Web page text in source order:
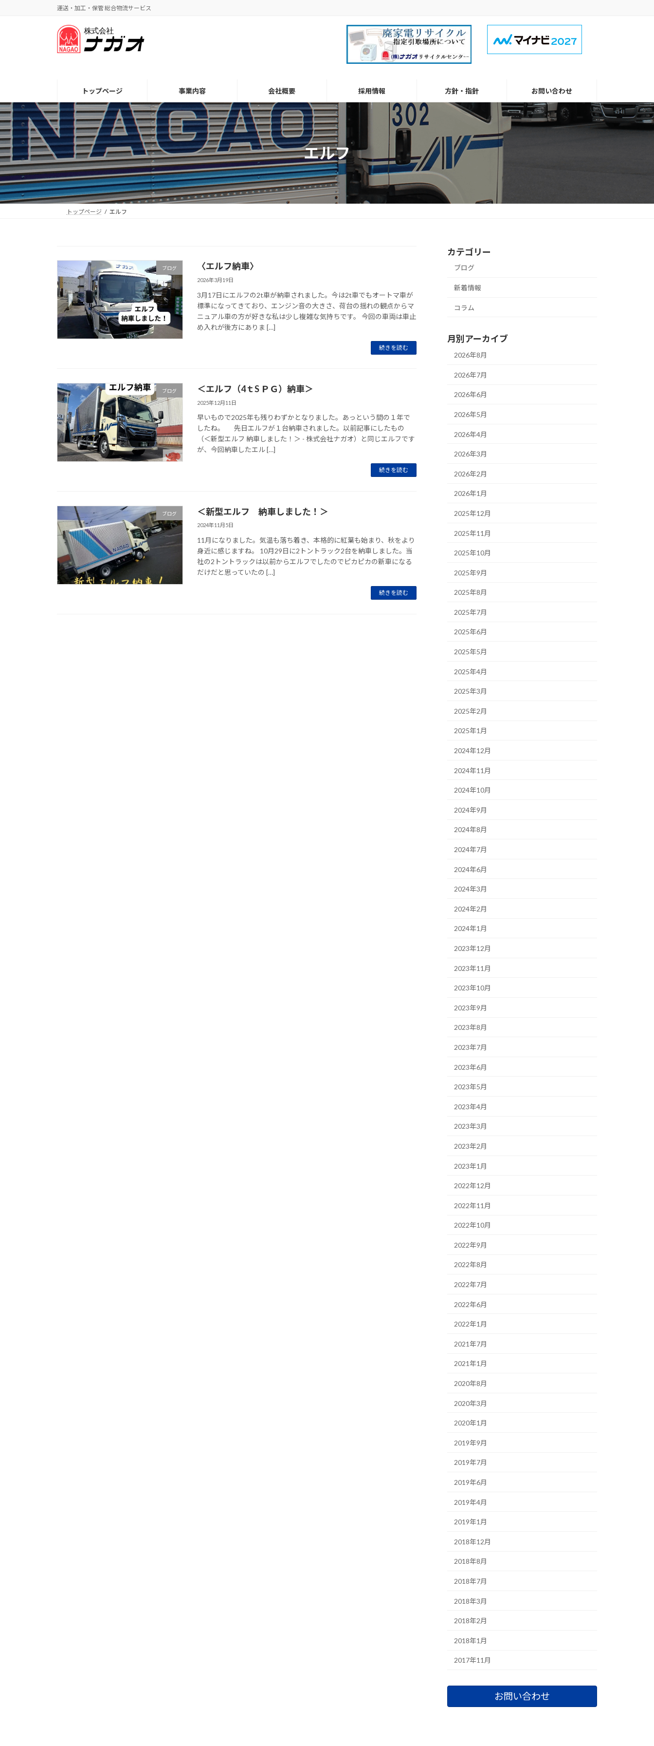
プ
動
運送・加工・保管 総合物流サービス
トップページ 事業内容 会社概要 採用情報 方針・指針 お問い合わせ
エルフ
トップページ エルフ
ブログ 〈エルフ納車〉
2026年3月19日
3月17日にエルフの2t車が納車されました。今は2t車でもオートマ車が
標準になってきており、エンジン音の大きさ、荷台の揺れの観点からマ
ニュアル車の方が好きな私は少し複雑な気持ちです。 今回の車両は車止
め入れが後方にありま […]
続きを読む
ブログ ＜エルフ（4ｔS ＰＧ）納車＞
2025年12月11日
早いもので2025年も残りわずかとなりました。あっという間の１年で
したね。 先日エルフが１台納車されました。以前記事にしたもの
（＜新型エルフ 納車しました！＞ - 株式会社ナガオ）と同じエルフです
が、今回納車したエル […]
続きを読む
ブログ ＜新型エルフ 納車しました！＞
2024年11月5日
11月になりました。気温も落ち着き、本格的に紅葉も始まり、秋をより
身近に感じますね。 10月29日に2トントラック2台を納車しました。当
社の2トントラックは以前からエルフでしたのでピカピカの新車になる
だけだと思っていたの […]
続きを読む
カテゴリー
ブログ
新着情報
コラム
月別アーカイブ
2026年8月
2026年7月
2026年6月
2026年5月
2026年4月
2026年3月
2026年2月
2026年1月
2025年12月
2025年11月
2025年10月
2025年9月
2025年8月
2025年7月
2025年6月
2025年5月
2025年4月
2025年3月
2025年2月
2025年1月
2024年12月
2024年11月
2024年10月
2024年9月
2024年8月
2024年7月
2024年6月
2024年3月
2024年2月
2024年1月
2023年12月
2023年11月
2023年10月
2023年9月
2023年8月
2023年7月
2023年6月
2023年5月
2023年4月
2023年3月
2023年2月
2023年1月
2022年12月
2022年11月
2022年10月
2022年9月
2022年8月
2022年7月
2022年6月
2022年1月
2021年7月
2021年1月
2020年8月
2020年3月
2020年1月
2019年9月
2019年7月
2019年6月
2019年4月
2019年1月
2018年12月
2018年8月
2018年7月
2018年3月
2018年2月
2018年1月
2017年11月
お問い合わせ